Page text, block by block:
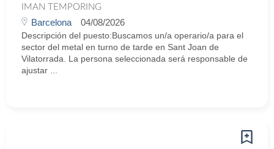
IMAN TEMPORING
Barcelona 04/08/2026
Descripción del puesto:Buscamos un/a operario/a para el
sector del metal en turno de tarde en Sant Joan de
Vilatorrada. La persona seleccionada será responsable de
ajustar ...